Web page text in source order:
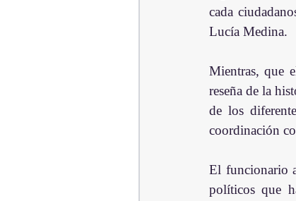
cada
Lucía Medina.
Mientras, que
reseña de la
de los
coordinación
El funcionario
políticos que